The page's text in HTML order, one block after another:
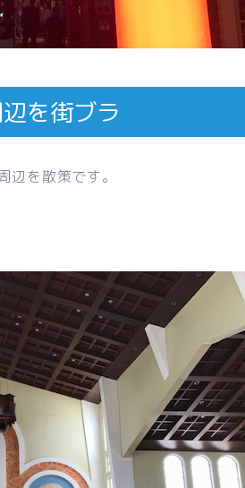
を街ブラ
を散策です。